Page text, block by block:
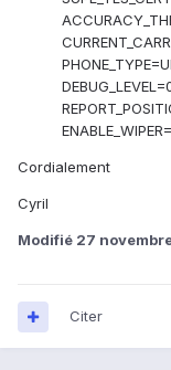
Cordialement
Cyril
Modifié 27
Citer